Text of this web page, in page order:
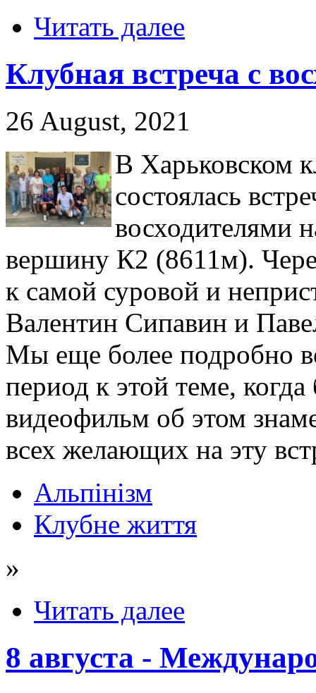
Читать далее
Клубная встреча с
26 August, 2021
В Харьковском
состоялась
восходителями
вершину К2 (8611м).
к самой суровой и
Валентин Сипавин и
Мы еще более подробно
период к этой теме,
видеофильм об этом
всех желающих на эту
Альпінізм
Клубне життя
»
Читать далее
8 августа -